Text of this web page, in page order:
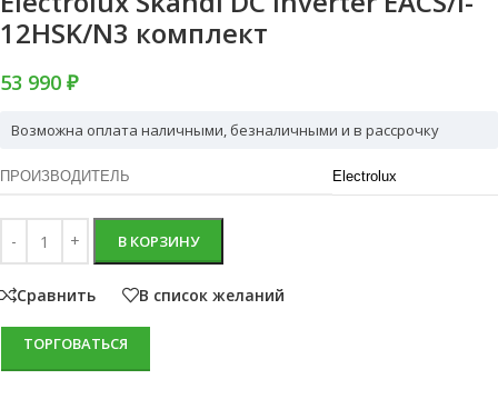
12HSK/N3 комплект
53 990 ₽
Возможна оплата наличными, безналичными и в рассрочку
ПРОИЗВОДИТЕЛЬ Electrolux
В КОРЗИНУ
Сравнить В список желаний
ТОРГОВАТЬСЯ